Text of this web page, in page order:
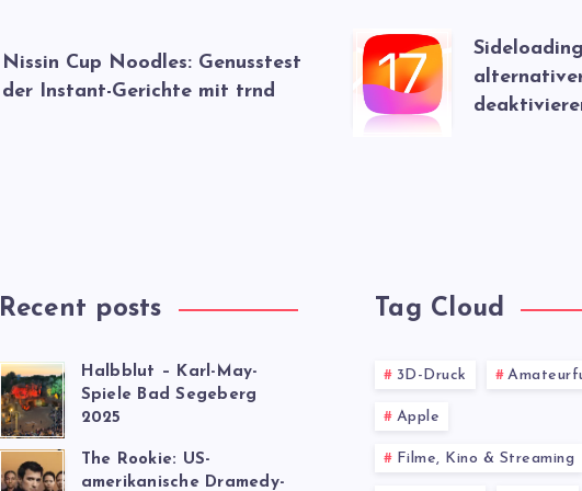
Nissin Cup Noodles: Genusstest
der Instant-Gerichte mit trnd
Recent posts
Halbblut – Karl-May-
Spiele Bad Segeberg
2025
The Rookie: US-
amerikanische Dramedy-
Tag Cloud
3D-Druck
Apple
Filme, Kino & Streaming